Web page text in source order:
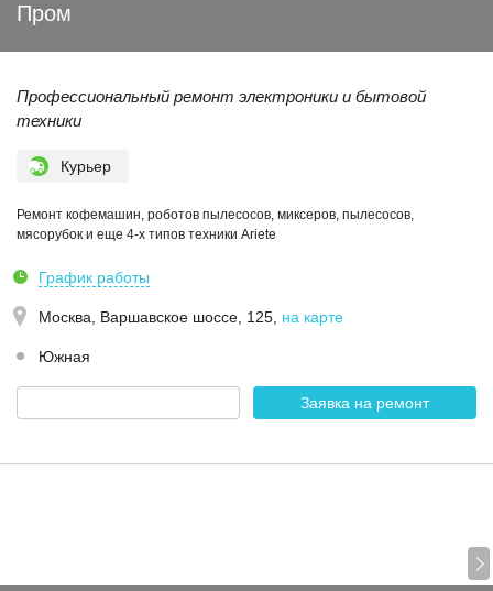
Пром
Профессиональный ремонт электроники и бытовой
техники
Курьер
Ремонт кофемашин, роботов пылесосов, миксеров, пылесосов,
мясорубок и еще 4-х типов техники Ariete
График работы
Москва, Варшавское шоссе, 125 на карте
Южная
Заявка на ремонт